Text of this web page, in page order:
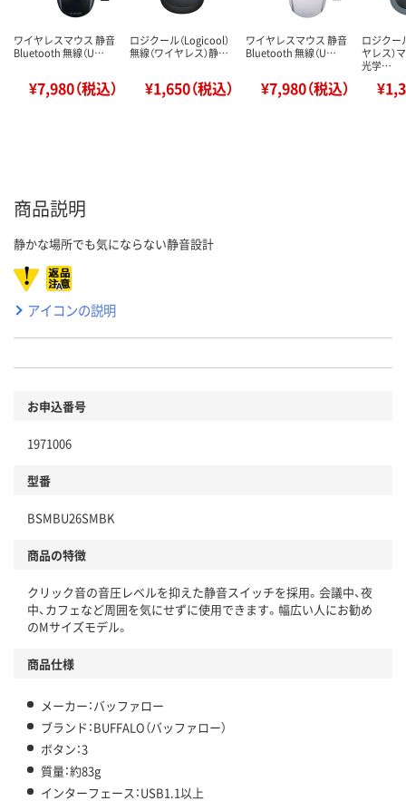
ワイヤレスマウス 静音
Bluetooth 無線（U…
¥7,980（税込）
ロジクール（Logicool）
無線（ワイヤレス）静…
¥1,650（税込）
ワイヤレスマウス 静音
Bluetooth 無線（U…
¥7,980（税込）
ロジクー
ヤレス）
光学…
商品説明
静かな場所でも気にならない静音設計
アイコンの説明
お申込番号
1971006
型番
BSMBU26SMBK
商品の特徴
クリック音の音圧レベルを抑えた静音スイッチを採用。会議中、夜
中、カフェなど周囲を気にせずに使用できます。幅広い人にお勧め
のMサイズモデル。
商品仕様
メーカー：バッファロー
ブランド：BUFFALO（バッファロー）
ボタン：3
質量：約83g
インターフェース：USB1.1以上